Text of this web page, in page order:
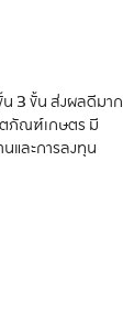
น 3 ขั้น ส่งผลดีมาก
ตภัณฑ์เกษตร มี
และการลงทุน